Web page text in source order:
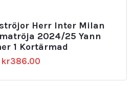
Herr Inter Milan
2024/25 Yann
1 Kortärmad
kr386.00